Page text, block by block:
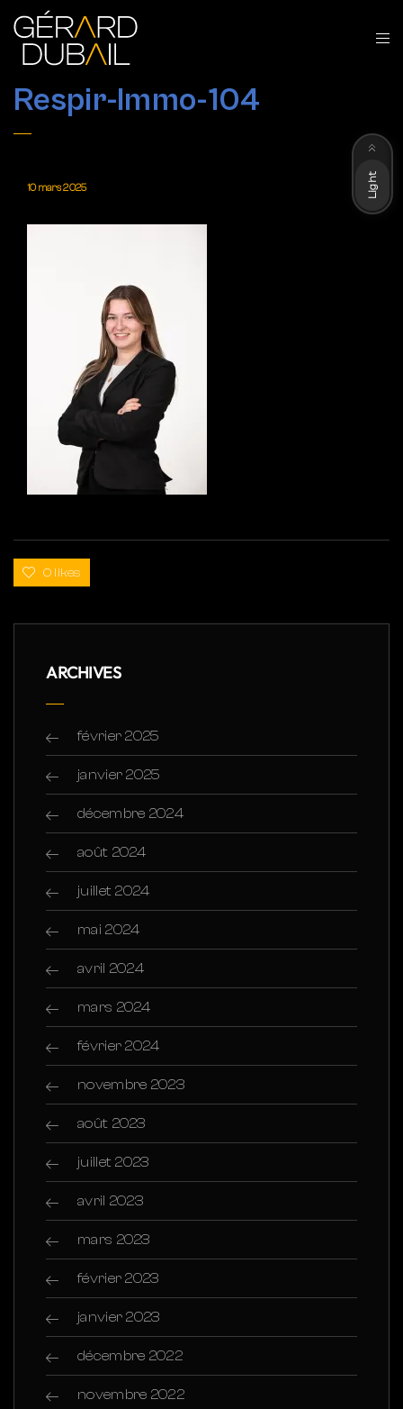
Respir-Immo-104
10 mars 2025
0 likes
ARCHIVES
février 2025
janvier 2025
décembre 2024
août 2024
juillet 2024
mai 2024
avril 2024
mars 2024
février 2024
novembre 2023
août 2023
juillet 2023
avril 2023
mars 2023
février 2023
janvier 2023
décembre 2022
novembre 2022
Light
Dark